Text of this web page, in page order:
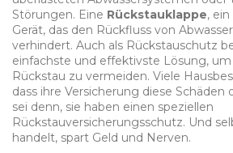
Störungen. Eine Rückstauklappe, ein
Gerät, das den Rückfluss von
verhindert. Auch als Rückstauschutz
einfachste und effektivste Lösung,
Rückstau zu vermeiden. Viele
dass ihre Versicherung diese
sei denn, sie haben einen speziellen
Rückstauversicherungsschutz. Und
handelt, spart Geld und Nerven.